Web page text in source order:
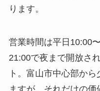
ります。
営業時間は平日10:00
21:00で夜まで開放さ
ト。富山市中心部か